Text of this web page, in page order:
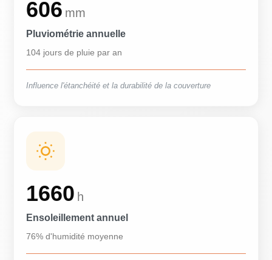
606 mm
Pluviométrie annuelle
104 jours de pluie par an
Influence l'étanchéité et la durabilité de la couverture
1660 h
Ensoleillement annuel
76% d'humidité moyenne